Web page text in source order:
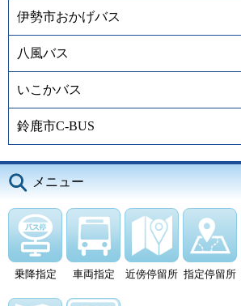
伊勢市おかげバス
八風バス
いこかバス
鈴鹿市C-BUS
メニュー
乗降指定 車両指定 近傍停留所 指定停留所